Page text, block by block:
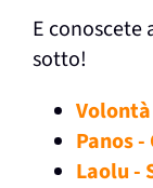
E
sotto!
Volontà
Panos -
Laolu -